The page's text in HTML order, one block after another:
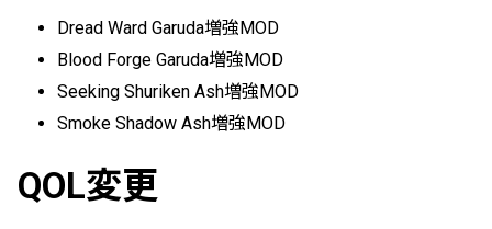
Dread Ward Garuda増強MOD
Blood Forge Garuda増強MOD
Seeking Shuriken Ash増強MOD
Smoke Shadow Ash増強MOD
QOL変更